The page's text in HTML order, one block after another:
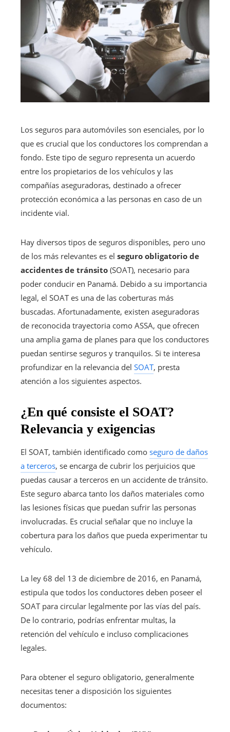
Los seguros para automóviles son esenciales, por lo
que es crucial que los conductores los comprendan a
fondo. Este tipo de seguro representa un acuerdo
entre los propietarios de los vehículos y las
compañías aseguradoras, destinado a ofrecer
protección económica a las personas en caso de un
incidente vial.
Hay diversos tipos de seguros disponibles, pero uno
de los más relevantes es el seguro obligatorio de
accidentes de tránsito (SOAT), necesario para
poder conducir en Panamá. Debido a su importancia
legal, el SOAT es una de las coberturas más
buscadas. Afortunadamente, existen aseguradoras
de reconocida trayectoria como ASSA, que ofrecen
una amplia gama de planes para que los conductores
puedan sentirse seguros y tranquilos. Si te interesa
profundizar en la relevancia del SOAT, presta
atención a los siguientes aspectos.
¿En qué consiste el SOAT?
Relevancia y exigencias
El SOAT, también identificado como seguro de daños
a terceros, se encarga de cubrir los perjuicios que
puedas causar a terceros en un accidente de tránsito.
Este seguro abarca tanto los daños materiales como
las lesiones físicas que puedan sufrir las personas
involucradas. Es crucial señalar que no incluye la
cobertura para los daños que pueda experimentar tu
vehículo.
La ley 68 del 13 de diciembre de 2016, en Panamá,
estipula que todos los conductores deben poseer el
SOAT para circular legalmente por las vías del país.
De lo contrario, podrías enfrentar multas, la
retención del vehículo e incluso complicaciones
legales.
Para obtener el seguro obligatorio, generalmente
necesitas tener a disposición los siguientes
documentos: